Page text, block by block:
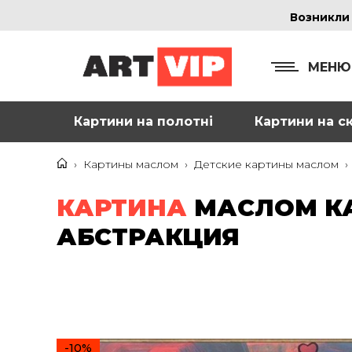
МЕНЮ
Картини на полотні Картини на
› Картины маслом › Детские картины маслом ›
КАРТИНА МАСЛОМ
АБСТРАКЦИЯ
-10%
м.